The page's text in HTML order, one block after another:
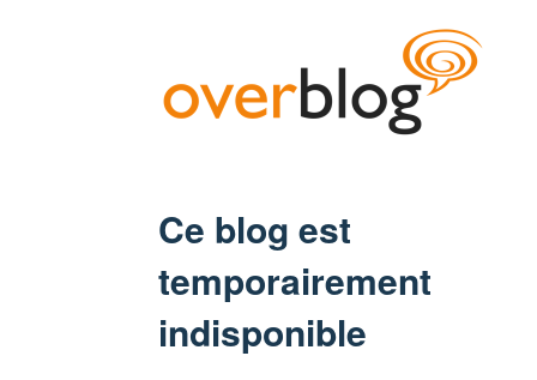
Ce blog est
temporairement
indisponible